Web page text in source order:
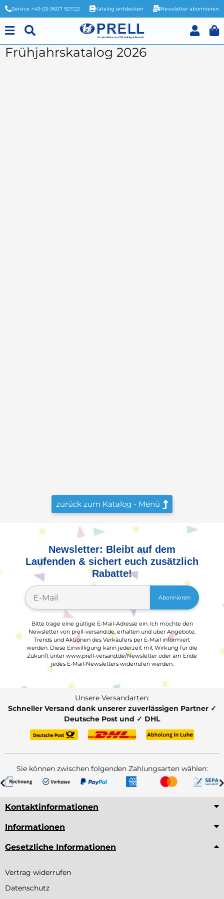
Service +49 (0) 9607 921122 Katalog entdecken Newsletter abonnieren
Frühjahrskatalog 2026
zurück zum Katalog - Menü 
Newsletter: Bleibt auf dem
Laufenden & sichert euch zusätzlich
Rabatte!
Abonnieren
Bitte trage eine gültige E-Mail-Adresse ein. Ich möchte den
Newsletter von prell-versand.de, erhalten und über Angebote,
Trends und Aktionen des Verkäufers per E-Mail informiert
werden. Diese Einwilligung kann jederzeit mit Wirkung für die
Zukunft unter www.prell-versand.de/Newsletter oder am Ende
jedes E-Mail-Newsletters widerrufen werden.
Unsere Versandarten:
Schneller Versand dank unserer zuverlässigen Partner ✓
Deutsche Post und ✓ DHL
Sie können zwischen folgenden Zahlungsarten wählen:
Kontaktinformationen
Informationen
Gesetzliche Informationen
Vertrag widerrufen
Datenschutz